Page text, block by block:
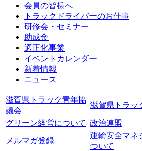
会員の皆様へ
トラックドライバーのお仕事
研修会・セミナー
助成金
適正化事業
イベントカレンダー
新着情報
ニュース
滋賀県トラック青年協
議会
滋賀県トラッ
グリーン経営について 政治連盟
メルマガ登録
運輸安全マネ
ついて